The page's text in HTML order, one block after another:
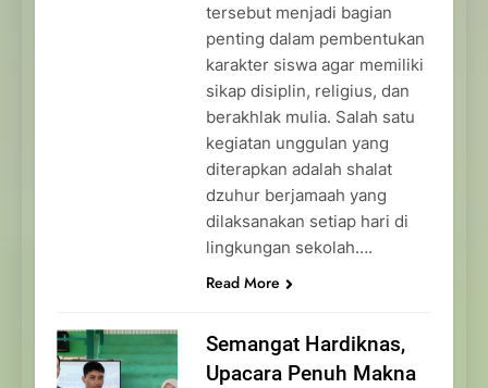
tersebut menjadi bagian
penting dalam pembentukan
karakter siswa agar memiliki
sikap disiplin, religius, dan
berakhlak mulia. Salah satu
kegiatan unggulan yang
diterapkan adalah shalat
dzuhur berjamaah yang
dilaksanakan setiap hari di
lingkungan sekolah….
Read More
Semangat Hardiknas,
Upacara Penuh Makna